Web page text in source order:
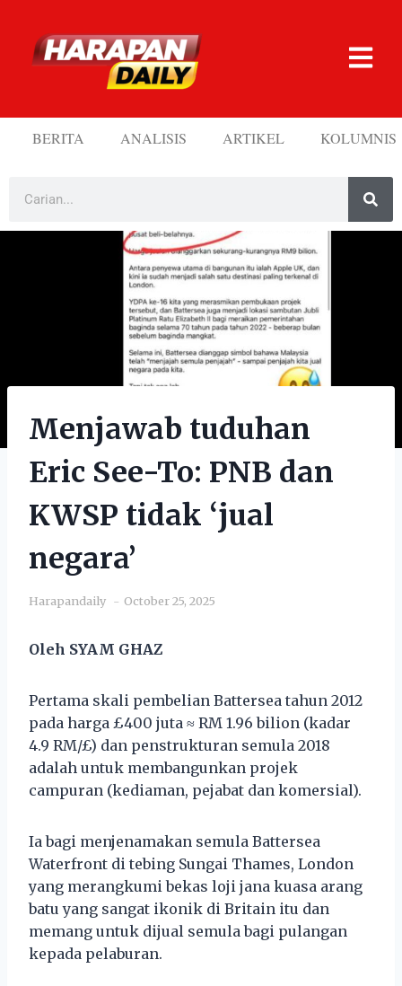
BERITA ANALISIS ARTIKEL KOLUMNIS
Menjawab tuduhan
Eric See-To: PNB dan
KWSP tidak ‘jual
negara’
Harapandaily October 25, 2025
Oleh SYAM GHAZ
Pertama skali pembelian Battersea tahun 2012
pada harga £400 juta ≈ RM 1.96 bilion (kadar
4.9 RM/£) dan penstrukturan semula 2018
adalah untuk membangunkan projek
campuran (kediaman, pejabat dan komersial).
Ia bagi menjenamakan semula Battersea
Waterfront di tebing Sungai Thames, London
yang merangkumi bekas loji jana kuasa arang
batu yang sangat ikonik di Britain itu dan
memang untuk dijual semula bagi pulangan
kepada pelaburan.